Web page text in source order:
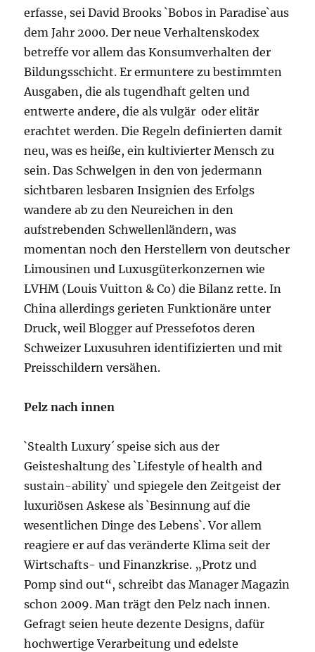
erfasse, sei David Brooks `Bobos in Paradise`aus
dem Jahr 2000. Der neue Verhaltenskodex
betreffe vor allem das Konsumverhalten der
Bildungsschicht. Er ermuntere zu bestimmten
Ausgaben, die als tugendhaft gelten und
entwerte andere, die als vulgär oder elitär
erachtet werden. Die Regeln definierten damit
neu, was es heiße, ein kultivierter Mensch zu
sein. Das Schwelgen in den von jedermann
sichtbaren lesbaren Insignien des Erfolgs
wandere ab zu den Neureichen in den
aufstrebenden Schwellenländern, was
momentan noch den Herstellern von deutscher
Limousinen und Luxusgüterkonzernen wie
LVHM (Louis Vuitton & Co) die Bilanz rette. In
China allerdings gerieten Funktionäre unter
Druck, weil Blogger auf Pressefotos deren
Schweizer Luxusuhren identifizierten und mit
Preisschildern versähen.
Pelz nach innen
`Stealth Luxury´ speise sich aus der
Geisteshaltung des `Lifestyle of health and
sustain-ability` und spiegele den Zeitgeist der
luxuriösen Askese als `Besinnung auf die
wesentlichen Dinge des Lebens`. Vor allem
reagiere er auf das veränderte Klima seit der
Wirtschafts- und Finanzkrise. „Protz und
Pomp sind out“, schreibt das Manager Magazin
schon 2009. Man trägt den Pelz nach innen.
Gefragt seien heute dezente Designs, dafür
hochwertige Verarbeitung und edelste